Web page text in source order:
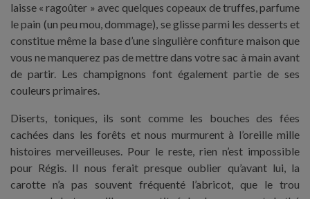
laisse « ragoûter » avec quelques copeaux de truffes, parfume
le pain (un peu mou, dommage), se glisse parmi les desserts et
constitue même la base d’une singulière confiture maison que
vous ne manquerez pas de mettre dans votre sac à main avant
de partir. Les champignons font également partie de ses
couleurs primaires.
Diserts, toniques, ils sont comme les bouches des fées
cachées dans les forêts et nous murmurent à l’oreille mille
histoires merveilleuses. Pour le reste, rien n’est impossible
pour Régis. Il nous ferait presque oublier qu’avant lui, la
carotte n’a pas souvent fréquenté l’abricot, que le trou